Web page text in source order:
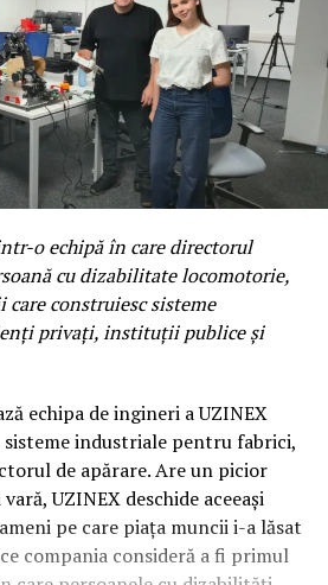
o echipă în care directorul
cu dizabilitate locomotorie,
construiesc sisteme
privați, instituții publice și
echipa de ingineri a UZINEX
sisteme industriale pentru fabrici,
de apărare. Are un picior
UZINEX deschide aceeași
pe care piața muncii i-a lăsat
compania consideră a fi primul